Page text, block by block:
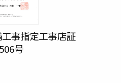
事指定工事店証
号